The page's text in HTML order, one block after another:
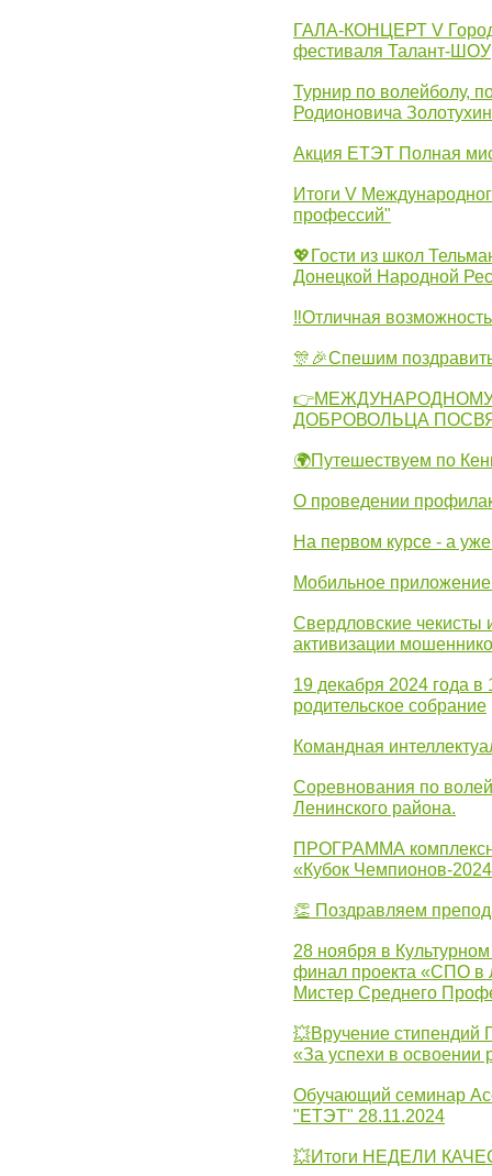
ГАЛА-КОНЦЕРТ V
фестиваля Талант-ШОУ
Турнир по волейболу,
Родионовича
Акция ЕТЭТ Полная
Итоги V
профессий"
💖Гости из школ
Донецкой Народной
‼Отличная
🎊🎉Спешим
ДОБРОВОЛЬЦА
🌍Путешествуем по
О проведении
На первом курсе - а
Мобильное
Свердловские
активизации
19 декабря 2024 года
родительское собрание
Командная
Соревнования по
Ленинского района.
ПРОГРАММА
«Кубок Чемпионов-
👏 Поздравляем
28 ноября в
финал проекта «СПО в
Мистер Среднего
💥Вручение стипендий
«За успехи в освоении
Обучающий семинар
"ЕТЭТ" 28.11.2024
💥Итоги НЕДЕЛИ